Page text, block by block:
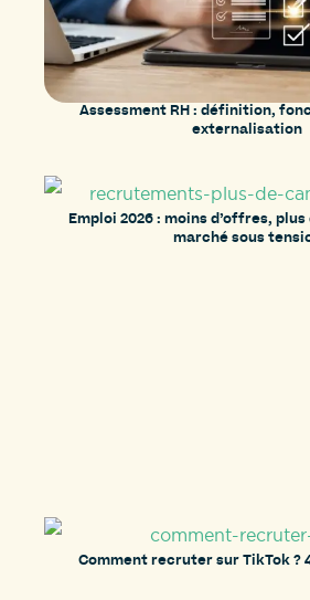
Assessment RH : définition,
externalisation
Emploi 2026 : moins d’offres,
marché sous
Comment recruter sur TikTok ?